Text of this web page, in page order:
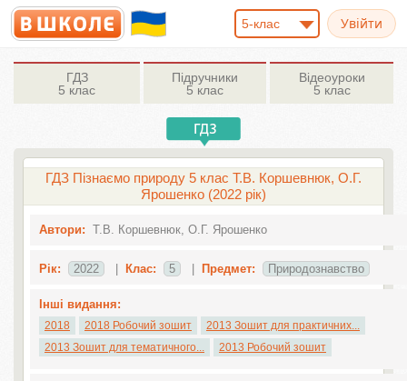
5-клас
ГДЗ
5 клас
Підручники
5 клас
Відеоуроки
5 клас
ГДЗ Пізнаємо природу 5 клас Т.В. Коршевнюк, О.Г.
Ярошенко (2022 рік)
Автори: Т.В. Коршевнюк, О.Г. Ярошенко
Рік: 2022 Клас: 5 Предмет: Природознавство
Інші видання:
2018 2018 Робочий зошит
2013 Зошит для практичних...
2013 Зошит для тематичного...
2013 Робочий зошит